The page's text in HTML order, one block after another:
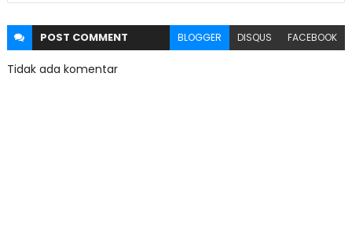
POST COMMENT BLOGGER DISQUS FACEBOOK
Tidak ada komentar